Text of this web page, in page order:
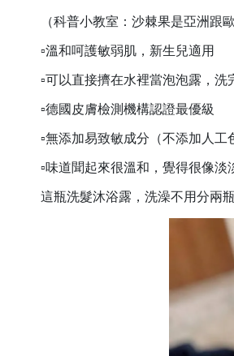
（科普小教室：沙棘果是亞洲跟
▫️溫和呵護敏弱肌，新生兒適用
▫️可以直接擠在水裡當泡泡露，洗
▫️德國皮膚檢測機構認證最優級
▫️無添加易致敏成分（不添加人工
▫️味道聞起來很溫和，覺得很像淡
這瓶洗髮沐浴露，洗澡不用分兩